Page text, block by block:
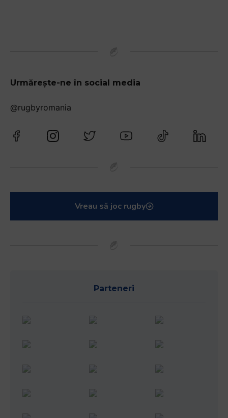
Urmărește-ne în social media
@rugbyromania
Vreau să joc rugby
Parteneri